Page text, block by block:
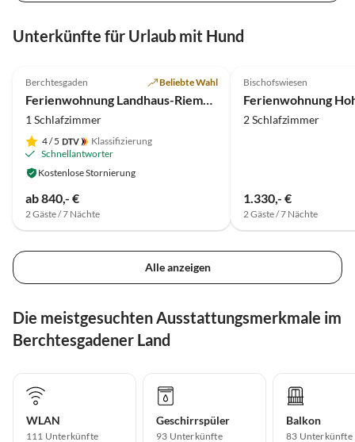
Unterkünfte für Urlaub mit Hund
Berchtesgaden Beliebte Wahl
Ferienwohnung Landhaus-Riemerfeld
1 Schlafzimmer
4/ 5
Klassifizierung
Schnellantworter
Kostenlose Stornierung
ab 840,- €
2 Gäste / 7 Nächte
Bischofswiesen
2 Schlafzimmer
1.330,- €
2 Gäste / 7 Nächte
Alle anzeigen
Die meistgesuchten Ausstattungsmerkmale im
Berchtesgadener Land
WLAN
111 Unterkünfte
Geschirrspüler
93 Unterkünfte
Balkon
83 Unterkünfte